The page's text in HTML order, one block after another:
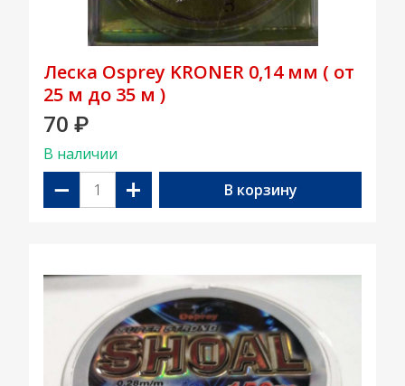
Леска Osprey KRONER 0,14 мм ( от
25 м до 35 м )
70 ₽
В наличии
− + В корзину